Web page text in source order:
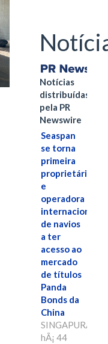
Notícias
distribuídas
pela PR
Newswire
Seaspan
se torna
primeira
proprietária
e
operadora
internacional
de navios
a ter
acesso ao
mercado
de títulos
Panda
Bonds da
China
SINGAPURA,
hÃ¡ 44